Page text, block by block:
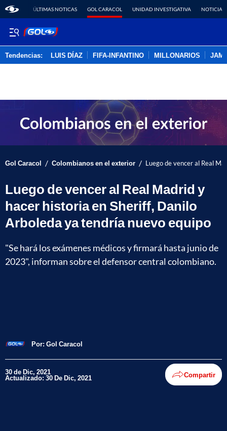
ÚLTIMAS NOTICAS GOL CARACOL UNIDAD INVESTIGATIVA NOTICIAS
Tendencias: LUIS DÍAZ FIFA-INFANTINO MILLONARIOS
Gol Caracol / Colombianos en el exterior / Luego de vencer al Real
Luego de vencer al Real Madrid y
hacer historia en Sheriff, Danilo
Arboleda ya tendría nuevo equipo
"Se hará los exámenes médicos y firmará hasta junio de
2023", informan sobre el defensor central colombiano.
Por: Gol Caracol
30 de Dic, 2021
Actualizado: 30 De Dic, 2021 Compartir